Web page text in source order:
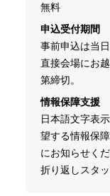
無料
申込受付期間
事前申込は当
直接会場にお
第締切。
情報保障支援
日本語文字表
望する情報保
にお知らせくだ
折り返しスタ